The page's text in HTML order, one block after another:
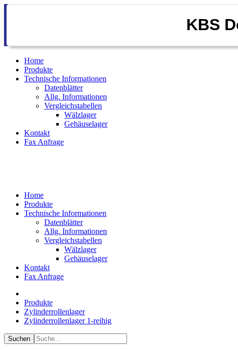
KBS
Home
Produkte
Technische Informationen
Datenblätter
Allg. Informationen
Vergleichstabellen
Wälzlager
Gehäuselager
Kontakt
Fax Anfrage
Home
Produkte
Technische Informationen
Datenblätter
Allg. Informationen
Vergleichstabellen
Wälzlager
Gehäuselager
Kontakt
Fax Anfrage
Produkte
Zylinderrollenlager
Zylinderrollenlager 1-reihig